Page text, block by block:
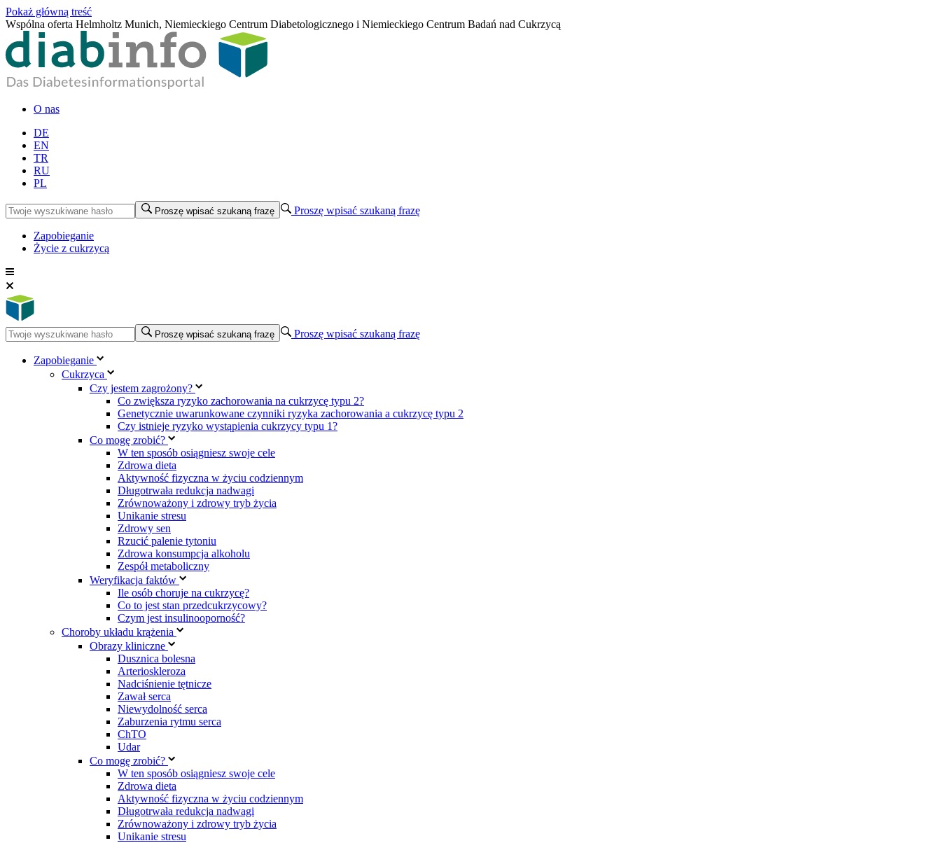
Pokaż główną treść
Wspólna oferta Helmholtz Munich, Niemieckiego Centrum Diabetologicznego i Niemieckiego Centrum Badań nad Cukrzycą
O nas
DE
EN
TR
RU
PL
Proszę wpisać szukaną frazę Proszę wpisać szukaną frazę
Zapobieganie
Życie z cukrzycą
Proszę wpisać szukaną frazę Proszę wpisać szukaną frazę
Zapobieganie
Cukrzyca
Czy jestem zagrożony?
Co zwiększa ryzyko zachorowania na cukrzycę typu 2?
Genetycznie uwarunkowane czynniki ryzyka zachorowania a cukrzycę typu 2
Czy istnieje ryzyko wystąpienia cukrzycy typu 1?
Co mogę zrobić?
W ten sposób osiągniesz swoje cele
Zdrowa dieta
Aktywność fizyczna w życiu codziennym
Długotrwała redukcja nadwagi
Zrównoważony i zdrowy tryb życia
Unikanie stresu
Zdrowy sen
Rzucić palenie tytoniu
Zdrowa konsumpcja alkoholu
Zespół metaboliczny
Weryfikacja faktów
Ile osób choruje na cukrzycę?
Co to jest stan przedcukrzycowy?
Czym jest insulinooporność?
Choroby układu krążenia
Obrazy kliniczne
Dusznica bolesna
Arterioskleroza
Nadciśnienie tętnicze
Zawał serca
Niewydolność serca
Zaburzenia rytmu serca
ChTO
Udar
Co mogę zrobić?
W ten sposób osiągniesz swoje cele
Zdrowa dieta
Aktywność fizyczna w życiu codziennym
Długotrwała redukcja nadwagi
Zrównoważony i zdrowy tryb życia
Unikanie stresu